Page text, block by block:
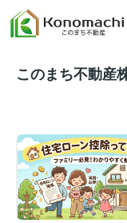
このまち不動産